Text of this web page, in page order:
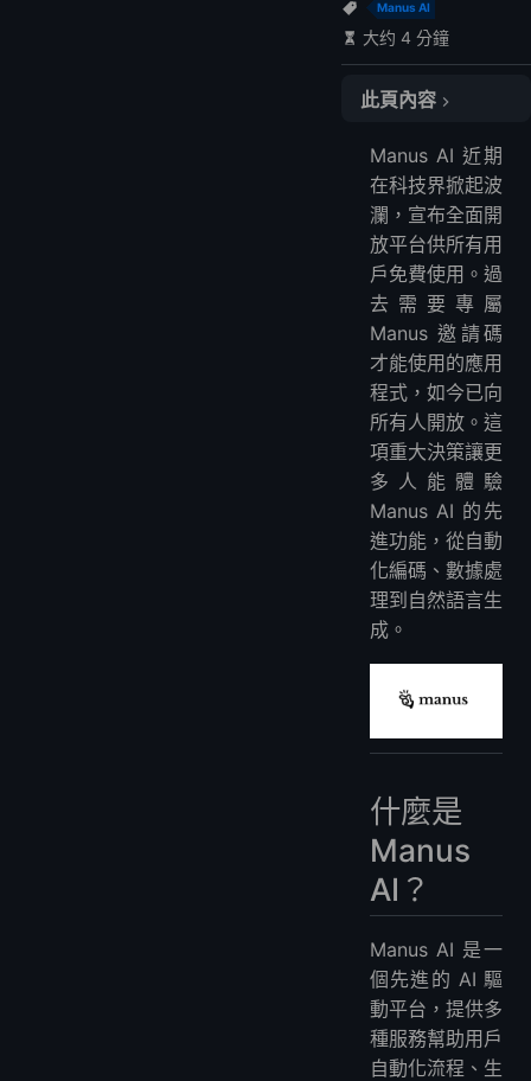
Manus AI
大约 4 分鐘
此頁內容
Manus AI 核心功能：
常見問答
1. Manus 是什麼意思？
結語
Manus AI 近期
在科技界掀起波
瀾，宣布全面開
放平台供所有用
戶免費使用。過
去需要專屬
Manus 邀請碼
才能使用的應用
程式，如今已向
所有人開放。這
項重大決策讓更
多人能體驗
Manus AI 的先
進功能，從自動
化編碼、數據處
理到自然語言生
成。
什麼是
Manus
AI？
Manus AI 是一
個先進的 AI 驅
動平台，提供多
種服務幫助用戶
自動化流程、生